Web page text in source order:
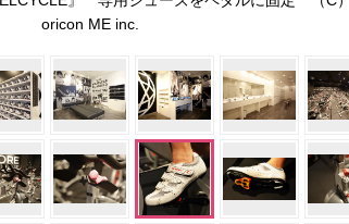
oricon ME inc.